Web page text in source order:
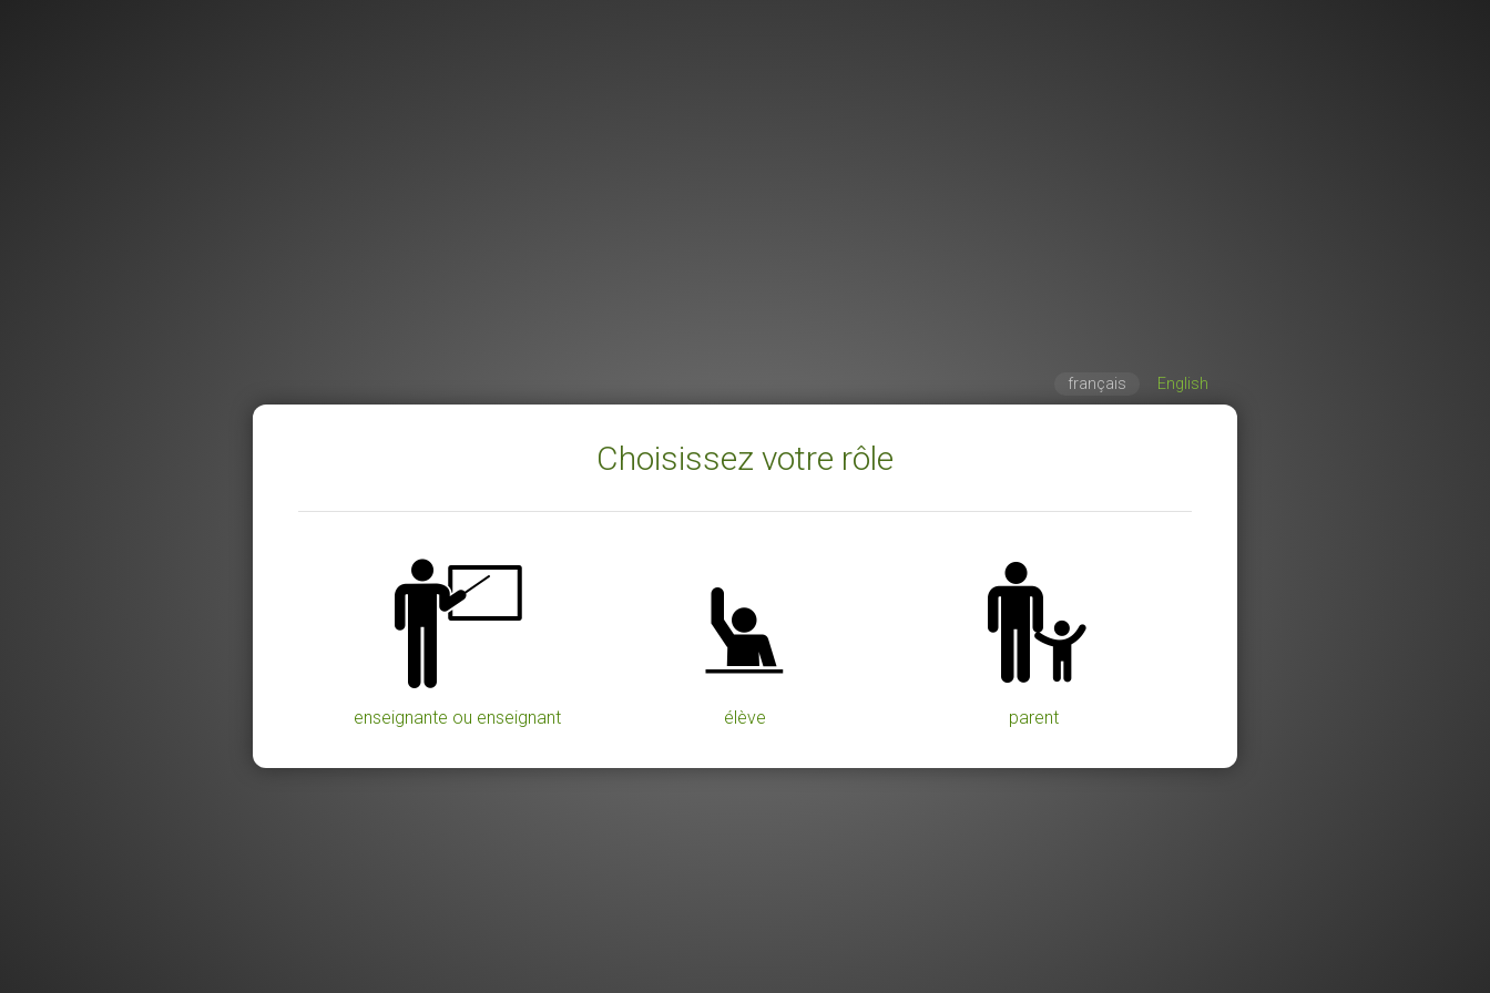
français English
Choisissez votre rôle
enseignante ou enseignant élève parent